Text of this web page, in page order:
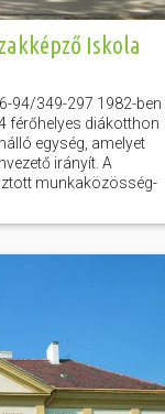
Iskola
94/349-297 1982-ben
férőhelyes diákotthon
egység, amelyet
irányít. A
munkaközösség-